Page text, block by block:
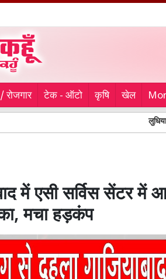
/ रोजगार टेक - ऑटो कृषि खेल
लुधियाना में
में एसी सर्विस सेंटर में
मचा हड़कंप